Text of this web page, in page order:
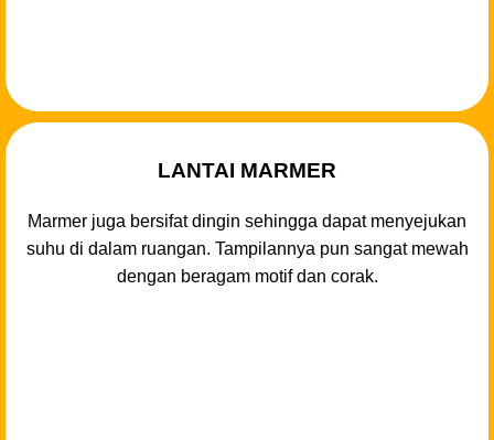
LANTAI MARMER
Marmer juga bersifat dingin sehingga dapat menyejukan
suhu di dalam ruangan. Tampilannya pun sangat mewah
dengan beragam motif dan corak.